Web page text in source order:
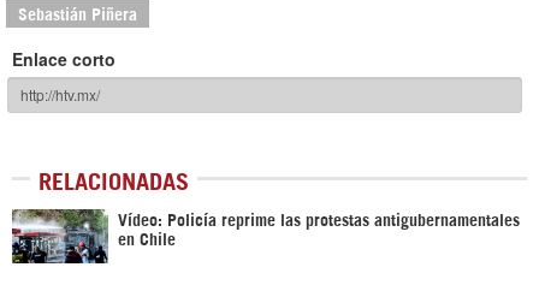
Sebastián Piñera
Enlace corto
RELACIONADAS
Vídeo: Policía reprime las protestas antigubernamentales
en Chile